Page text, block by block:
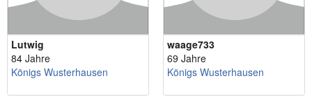
Lutwig
84 Jahre
Königs Wusterhausen
waage733
69 Jahre
Königs Wusterhausen